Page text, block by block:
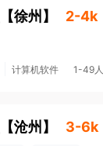
【徐州 】 2-4k
计算机软件 1-49人
【沧州 】 3-6k